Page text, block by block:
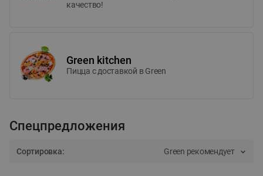
качество!
Green kitchen
Пицца c доставкой в Green
Спецпредложения
Сортировка: Green рекомендует